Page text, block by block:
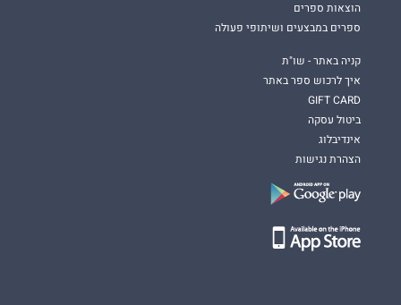
הוצאות ספרים
ספרים במבצעים ושיתופי פעולה
קניה באתר - שו"ת
איך לרכוש ספר באתר
GIFT CARD
ביטול עסקה
אינדיבלוג
הצהרת נגישות